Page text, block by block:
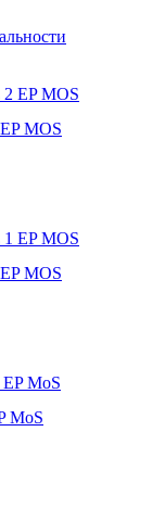
MOS
MOS
MoS